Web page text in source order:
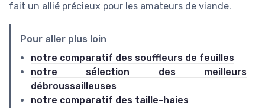
fait un allié précieux pour les amateurs de viande.
Pour aller plus loin
notre comparatif des souffleurs de feuilles
notre sélection des meilleurs
débroussailleuses
notre comparatif des taille-haies